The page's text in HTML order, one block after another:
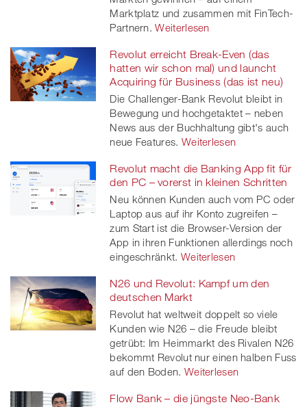
Marktplatz und zusammen mit FinTech-
Partnern. Weiterlesen
Revolut erreicht Break-Even (das
hatten wir schon mal) und launcht
Acquiring für Business (das ist neu)
Die Challenger-Bank Revolut bleibt in
Bewegung und hochgetaktet – neben
News aus der Buchhaltung gibt's auch
neue Features. Weiterlesen
Revolut macht die Banking App fit für
den PC – vorerst in kleinen Schritten
Neu können Kunden auch vom PC oder
Laptop aus auf ihr Konto zugreifen –
zum Start ist die Browser-Version der
App in ihren Funktionen allerdings noch
eingeschränkt. Weiterlesen
N26 und Revolut: Kampf um den
deutschen Markt
Revolut hat weltweit doppelt so viele
Kunden wie N26 – die Freude bleibt
getrübt: Im Heimmarkt des Rivalen N26
bekommt Revolut nur einen halben Fuss
auf den Boden. Weiterlesen
Flow Bank – die jüngste Neo-Bank